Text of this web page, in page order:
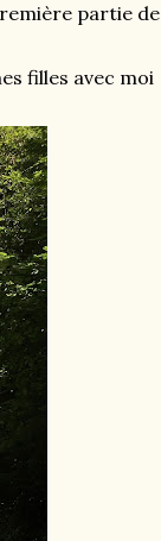
partie de
filles avec moi